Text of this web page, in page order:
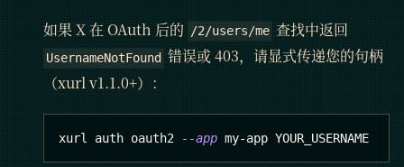
如果 X 在 OAuth 后的 /2/users/me 查找中返回
UsernameNotFound 错误或 403，请显式传递您的句柄
（xurl v1.1.0+）：
xurl auth oauth2 --app my-app YOUR_USERNAME